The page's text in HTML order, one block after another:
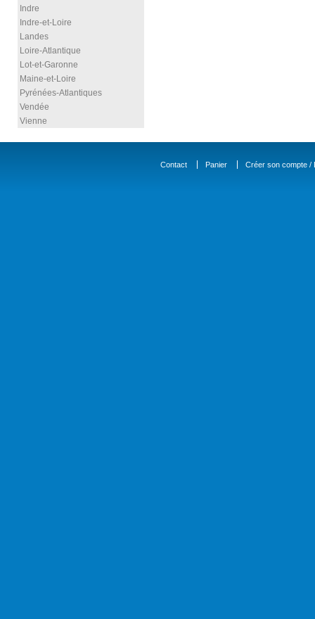
Indre
Indre-et-Loire
Landes
Loire-Atlantique
Lot-et-Garonne
Maine-et-Loire
Pyrénées-Atlantiques
Vendée
Vienne
Contact Panier Créer son compte /